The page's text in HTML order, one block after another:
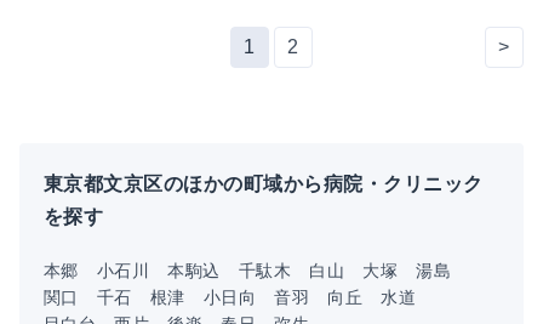
1 2 >
東京都文京区のほかの町域から病院・クリニック
を探す
本郷 小石川 本駒込 千駄木 白山 大塚
湯島
関口
千石 根津 小日向 音羽 向丘
水道